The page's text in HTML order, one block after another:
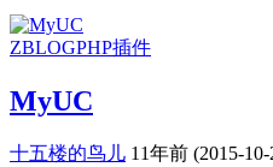
ZBLOGPHP插件
MyUC
十五楼的鸟儿 11年前 (2015-10-